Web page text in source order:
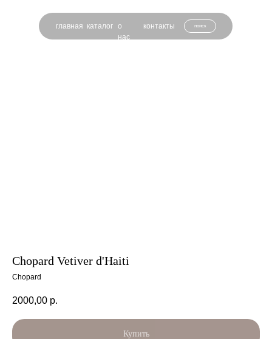
поиск
главная каталог о
нас
контакты
Chopard Vetiver d'Haiti
Chopard
2000,00 р.
Купить